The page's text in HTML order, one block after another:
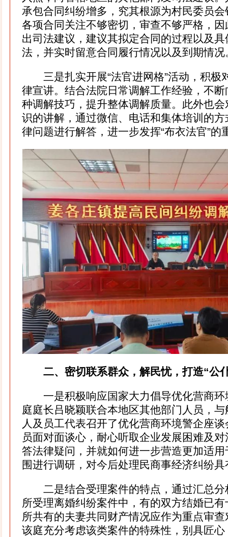
承包合同纠纷增多，究其根源为村民委员
各项合同关注不够密切，审查不够严格，
出司法建议，建议其拟定合同的过程以及
法，并实时留意合同履行情况以及到期情况
三是扎实开展“法官进网格”活动，积极
律宣讲。结合法院日常调解工作经验，不
种调解技巧，提升整体调解质量。此外也
识的讲解，通过微信、电话和集体培训的
律问题进行解答，进一步发挥“布衣法官”的
二、密切联系群众，解民忧，打造“公
一是积极响应国家大力倡导优化营商环
庭庭长吕晓颖联合本地区其他部门人员，
人及员工代表召开了优化营商环境警企座
员面对面谈心，耐心听取企业发展困难及
答法律疑问，并就如何进一步营造更加适
围进行调研，对今后处理民商事经济纠纷
二是结合受理案件的特点，通过汇总分
所受理离婚纠纷案件中，有的双方结婚已
所共有的夫妻共同财产情况应作为重点审
该庭充分考虑该类案件的特殊性，别具匠